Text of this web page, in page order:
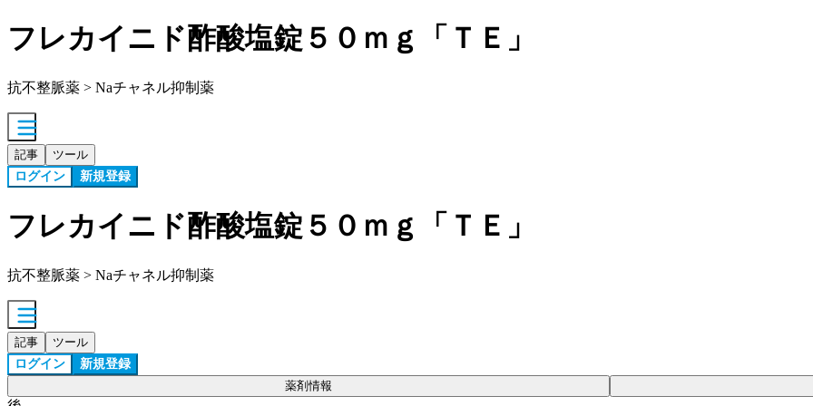
フレカイニド酢酸塩錠５０ｍｇ「ＴＥ」
抗不整脈薬 > Naチャネル抑制薬
記事 ツール
ログイン 新規登録
フレカイニド酢酸塩錠５０ｍｇ「ＴＥ」
抗不整脈薬 > Naチャネル抑制薬
記事 ツール
ログイン 新規登録
薬剤情報